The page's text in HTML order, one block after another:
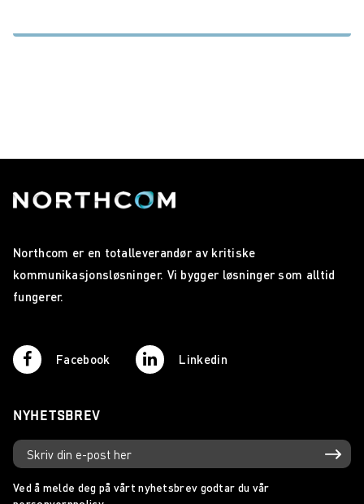
Northcom er en totalleverandør av kritiske
kommunikasjonsløsninger. Vi bygger løsninger som alltid
fungerer.
Facebook Linkedin
NYHETSBREV
Ved å melde deg på vårt nyhetsbrev godtar du vår